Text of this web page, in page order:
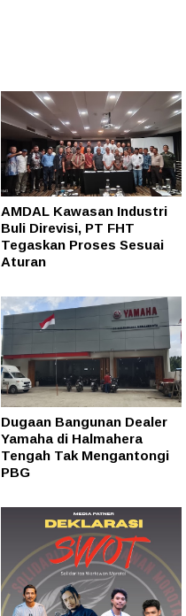
AMDAL Kawasan Industri
Buli Direvisi, PT FHT
Tegaskan Proses Sesuai
Aturan
Dugaan Bangunan Dealer
Yamaha di Halmahera
Tengah Tak Mengantongi
PBG